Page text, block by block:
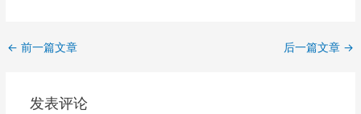
← 前一篇文章 后一篇文章 →
发表评论